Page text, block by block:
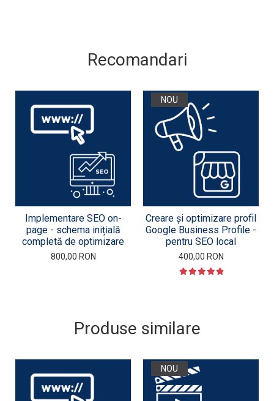
Recomandari
Implementare SEO on-
page - schema inițială
completă de optimizare
800,00 RON
NOU
Creare și optimizare profil
Google Business Profile -
pentru SEO local
400,00 RON
Produse similare
NOU